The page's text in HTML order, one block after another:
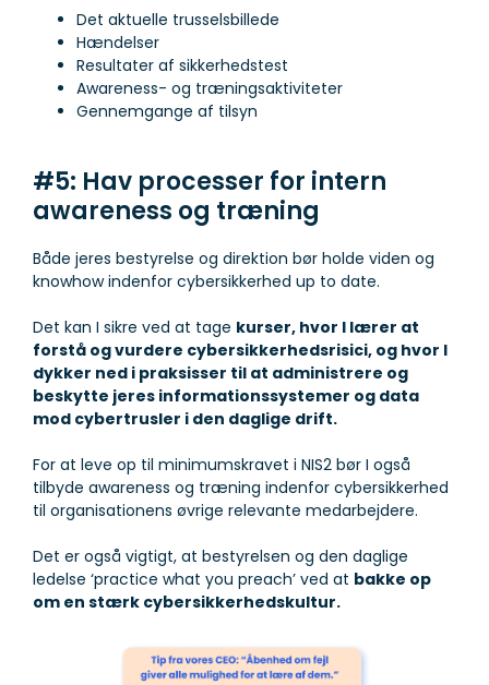
Det aktuelle trusselsbillede
Hændelser
Resultater af sikkerhedstest
Awareness- og træningsaktiviteter
Gennemgange af tilsyn
#5: Hav processer for intern
awareness og træning
Både jeres bestyrelse og direktion bør holde viden og
knowhow indenfor cybersikkerhed up to date.
Det kan I sikre ved at tage kurser, hvor I lærer at
forstå og vurdere cybersikkerhedsrisici, og hvor I
dykker ned i praksisser til at administrere og
beskytte jeres informationssystemer og data
mod cybertrusler i den daglige drift.
For at leve op til minimumskravet i NIS2 bør I også
tilbyde awareness og træning indenfor cybersikkerhed
til organisationens øvrige relevante medarbejdere.
Det er også vigtigt, at bestyrelsen og den daglige
ledelse ‘practice what you preach’ ved at bakke op
om en stærk cybersikkerhedskultur.